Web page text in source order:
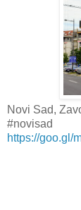
Novi Sad,
#novisad
https://goo.gl/